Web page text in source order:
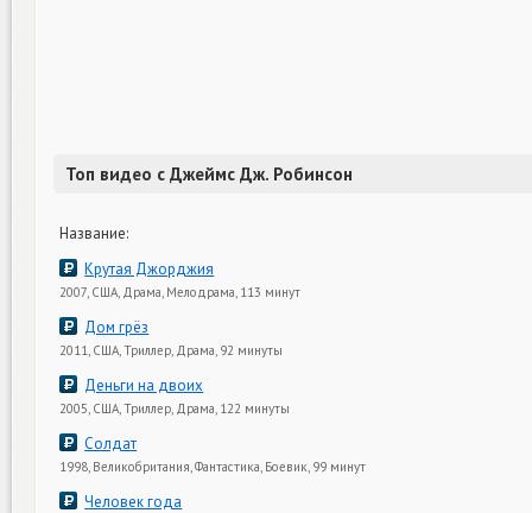
Топ видео с Джеймс Дж. Робинсон
Название:
Крутая Джорджия
2007, США, Драма, Мелодрама, 113 минут
Дом грёз
2011, США, Триллер, Драма, 92 минуты
Деньги на двоих
2005, США, Триллер, Драма, 122 минуты
Солдат
1998, Великобритания, Фантастика, Боевик, 99 минут
Человек года